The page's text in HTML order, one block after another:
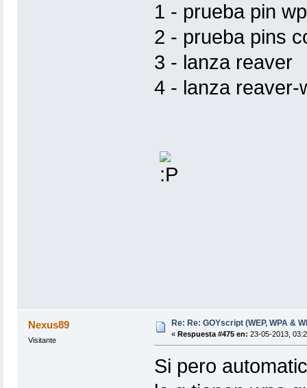
1 - prueba pin
2 - prueba pins
3 - lanza reaver
4 - lanza reaver-
Nexus89
Visitante
Re: Re: GOYscript (WEP, WPA &
« Respuesta #475 en: 23-05-2013,
Si pero